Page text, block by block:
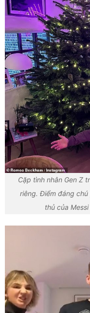
Cặp tình nhân Gen Z
riêng. Điểm đáng
thủ của